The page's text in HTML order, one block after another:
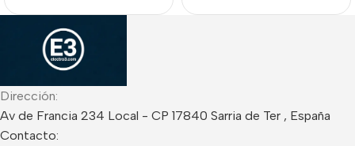
Dirección:
Av de Francia 234 Local - CP 17840 Sarria de Ter , España
Contacto: